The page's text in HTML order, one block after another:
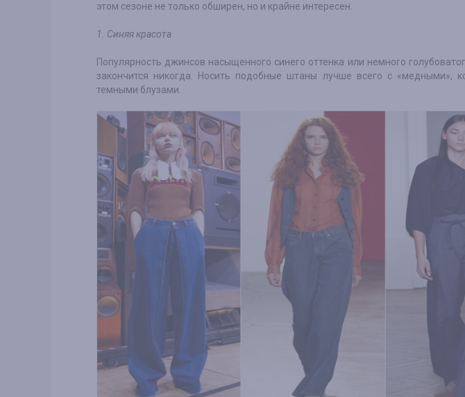
этом сезоне не только обширен, но и крайне интересен.
1. Синяя красота
Популярность джинсов насыщенного синего оттенка или немного
закончится никогда. Носить подобные штаны лучше всего с «медными»,
темными блузами.